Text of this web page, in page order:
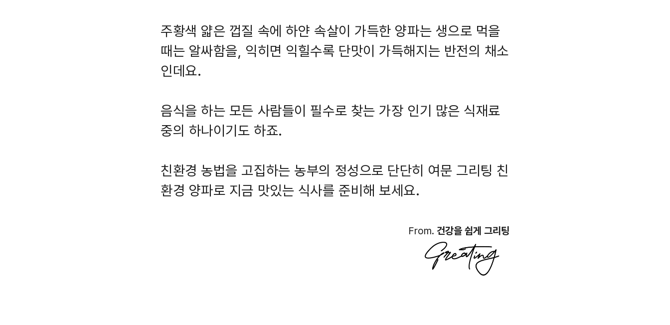
주황색 얇은 껍질 속에 하얀 속살이 가득한 양파는 생으로 먹을
때는 알싸함을, 익히면 익힐수록 단맛이 가득해지는 반전의 채소
인데요.
음식을 하는 모든 사람들이 필수로 찾는 가장 인기 많은 식재료
중의 하나이기도 하죠.
친환경 농법을 고집하는 농부의 정성으로 단단히 여문 그리팅 친
환경 양파로 지금 맛있는 식사를 준비해 보세요.
From. 건강을 쉽게 그리팅